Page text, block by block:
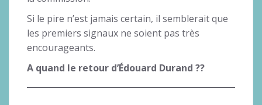
Si le pire n’est jamais certain, il semblerait que
les premiers signaux ne soient pas très
encourageants.
A quand le retour d’Édouard Durand ??